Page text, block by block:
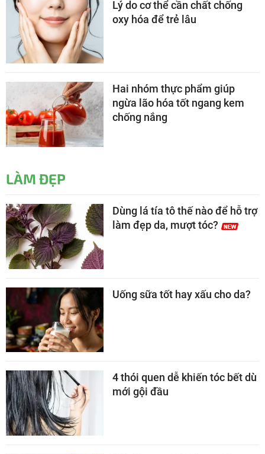
Lý do cơ thể cần chất chống
oxy hóa để trẻ lâu
Hai nhóm thực phẩm giúp
ngừa lão hóa tốt ngang kem
chống nắng
LÀM ĐẸP
Dùng lá tía tô thế nào để hỗ trợ
làm đẹp da, mượt tóc?
Uống sữa tốt hay xấu cho da?
4 thói quen dễ khiến tóc bết dù
mới gội đầu